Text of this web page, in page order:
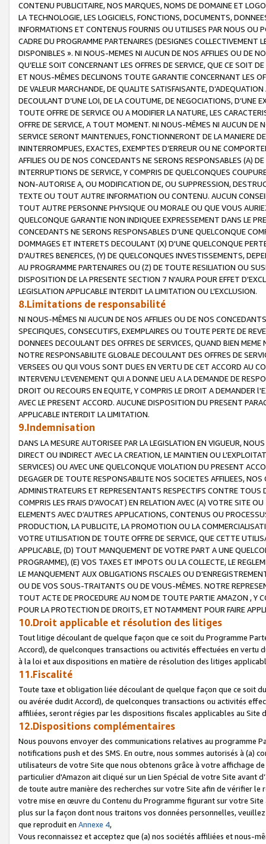
CONTENU PUBLICITAIRE, NOS MARQUES, NOMS DE DOMAINE ET
LA TECHNOLOGIE, LES LOGICIELS, FONCTIONS, DOCUMENTS,
INFORMATIONS ET CONTENUS FOURNIS OU UTILISES PAR NOUS OU
CADRE DU PROGRAMME PARTENAIRES (DESIGNES COLLECTIVEMENT
DISPONIBLES ». NI NOUS-MEMES NI AUCUN DE NOS AFFILIES OU DE
QU’ELLE SOIT CONCERNANT LES OFFRES DE SERVICE, QUE CE SOIT
ET NOUS-MÊMES DECLINONS TOUTE GARANTIE CONCERNANT LES
DE VALEUR MARCHANDE, DE QUALITE SATISFAISANTE,
DECOULANT D’UNE LOI, DE LA COUTUME, DE NEGOCIATIONS, D’UNE
TOUTE OFFRE DE SERVICE OU A MODIFIER LA NATURE, LES
OFFRE DE SERVICE, A TOUT MOMENT. NI NOUS-MÊMES NI AUCUN DE
SERVICE SERONT MAINTENUES, FONCTIONNERONT DE LA MANIERE
ININTERROMPUES, EXACTES, EXEMPTES D’ERREUR OU NE
AFFILIES OU DE NOS CONCEDANTS NE SERONS RESPONSABLES (A)
INTERRUPTIONS DE SERVICE, Y COMPRIS DE QUELCONQUES
NON-AUTORISE A, OU MODIFICATION DE, OU SUPPRESSION,
TEXTE OU TOUT AUTRE INFORMATION OU CONTENU. AUCUN
TOUT AUTRE PERSONNE PHYSIQUE OU MORALE OU QUE VOUS
QUELCONQUE GARANTIE NON INDIQUEE EXPRESSEMENT DANS LE
CONCEDANTS NE SERONS RESPONSABLES D’UNE QUELCONQUE
DOMMAGES ET INTERETS DECOULANT (X) D'UNE QUELCONQUE
D'AUTRES BENEFICES, (Y) DE QUELCONQUES INVESTISSEMENTS,
AU PROGRAMME PARTENAIRES OU (Z) DE TOUTE RESILIATION OU
DISPOSITION DE LA PRESENTE SECTION 7 N'AURA POUR EFFET
LEGISLATION APPLICABLE INTERDIT LA LIMITATION OU L’EXCLUSION.
8.Limitations de responsabilité
NI NOUS-MÊMES NI AUCUN DE NOS AFFILIES OU DE NOS
SPECIFIQUES, CONSECUTIFS, EXEMPLAIRES OU TOUTE PERTE DE
DONNEES DECOULANT DES OFFRES DE SERVICES, QUAND BIEN
NOTRE RESPONSABILITE GLOBALE DECOULANT DES OFFRES DE
VERSEES OU QUI VOUS SONT DUES EN VERTU DE CET ACCORD AU
INTERVENU L’EVENEMENT QUI A DONNE LIEU A LA DEMANDE DE
DROIT OU RECOURS EN EQUITE, Y COMPRIS LE DROIT A DEMANDER
AVEC LE PRESENT ACCORD. AUCUNE DISPOSITION DU PRESENT
APPLICABLE INTERDIT LA LIMITATION.
9.Indemnisation
DANS LA MESURE AUTORISEE PAR LA LEGISLATION EN VIGUEUR,
DIRECT OU INDIRECT AVEC LA CREATION, LE MAINTIEN OU
SERVICES) OU AVEC UNE QUELCONQUE VIOLATION DU PRESENT
DEGAGER DE TOUTE RESPONSABILITE NOS SOCIETES AFFILIEES,
ADMINISTRATEURS ET REPRESENTANTS RESPECTIFS CONTRE
COMPRIS LES FRAIS D’AVOCAT) EN RELATION AVEC (A) VOTRE SITE
ELEMENTS AVEC D’AUTRES APPLICATIONS, CONTENUS OU
PRODUCTION, LA PUBLICITE, LA PROMOTION OU LA
VOTRE UTILISATION DE TOUTE OFFRE DE SERVICE, QUE CETTE
APPLICABLE, (D) TOUT MANQUEMENT DE VOTRE PART A UNE
PROGRAMME), (E) VOS TAXES ET IMPOTS OU LA COLLECTE, LE
LE MANQUEMENT AUX OBLIGATIONS FISCALES OU
OU DE VOS SOUS-TRAITANTS OU DE VOUS-MÊMES. NOTRE
TOUT ACTE DE PROCEDURE AU NOM DE TOUTE PARTIE AMAZON , Y
POUR LA PROTECTION DE DROITS, ET NOTAMMENT POUR FAIRE
10.Droit applicable et résolution des litiges
Tout litige découlant de quelque façon que ce soit du Programme
Accord), de quelconques transactions ou activités effectuées en vertu
à la loi et aux dispositions en matière de résolution des litiges
11.Fiscalité
Toute taxe et obligation liée découlant de quelque façon que ce soit
ou avérée dudit Accord), de quelconques transactions ou activités
affiliées, seront régies par les dispositions fiscales applicables au Site
12.Dispositions complémentaires
Nous pouvons envoyer des communications relatives au programme
notifications push et des SMS. En outre, nous sommes autorisés à
utilisateurs de votre Site que nous obtenons grâce à votre affichage
particulier d'Amazon ait cliqué sur un Lien Spécial de votre Site avant
de toute autre manière des recherches sur votre Site afin de vérifier
votre mise en œuvre du Contenu du Programme figurant sur votre
plus sur la façon dont nous traitons vos données personnelles,
que reproduit en Annexe 4,
Vous reconnaissez et acceptez que (a) nos sociétés affiliées et nous-